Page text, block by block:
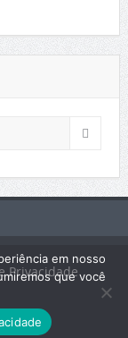
Privacidade
em nosso
que você